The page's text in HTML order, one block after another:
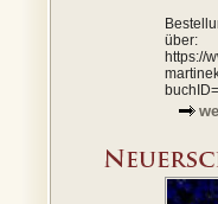
über:
https://